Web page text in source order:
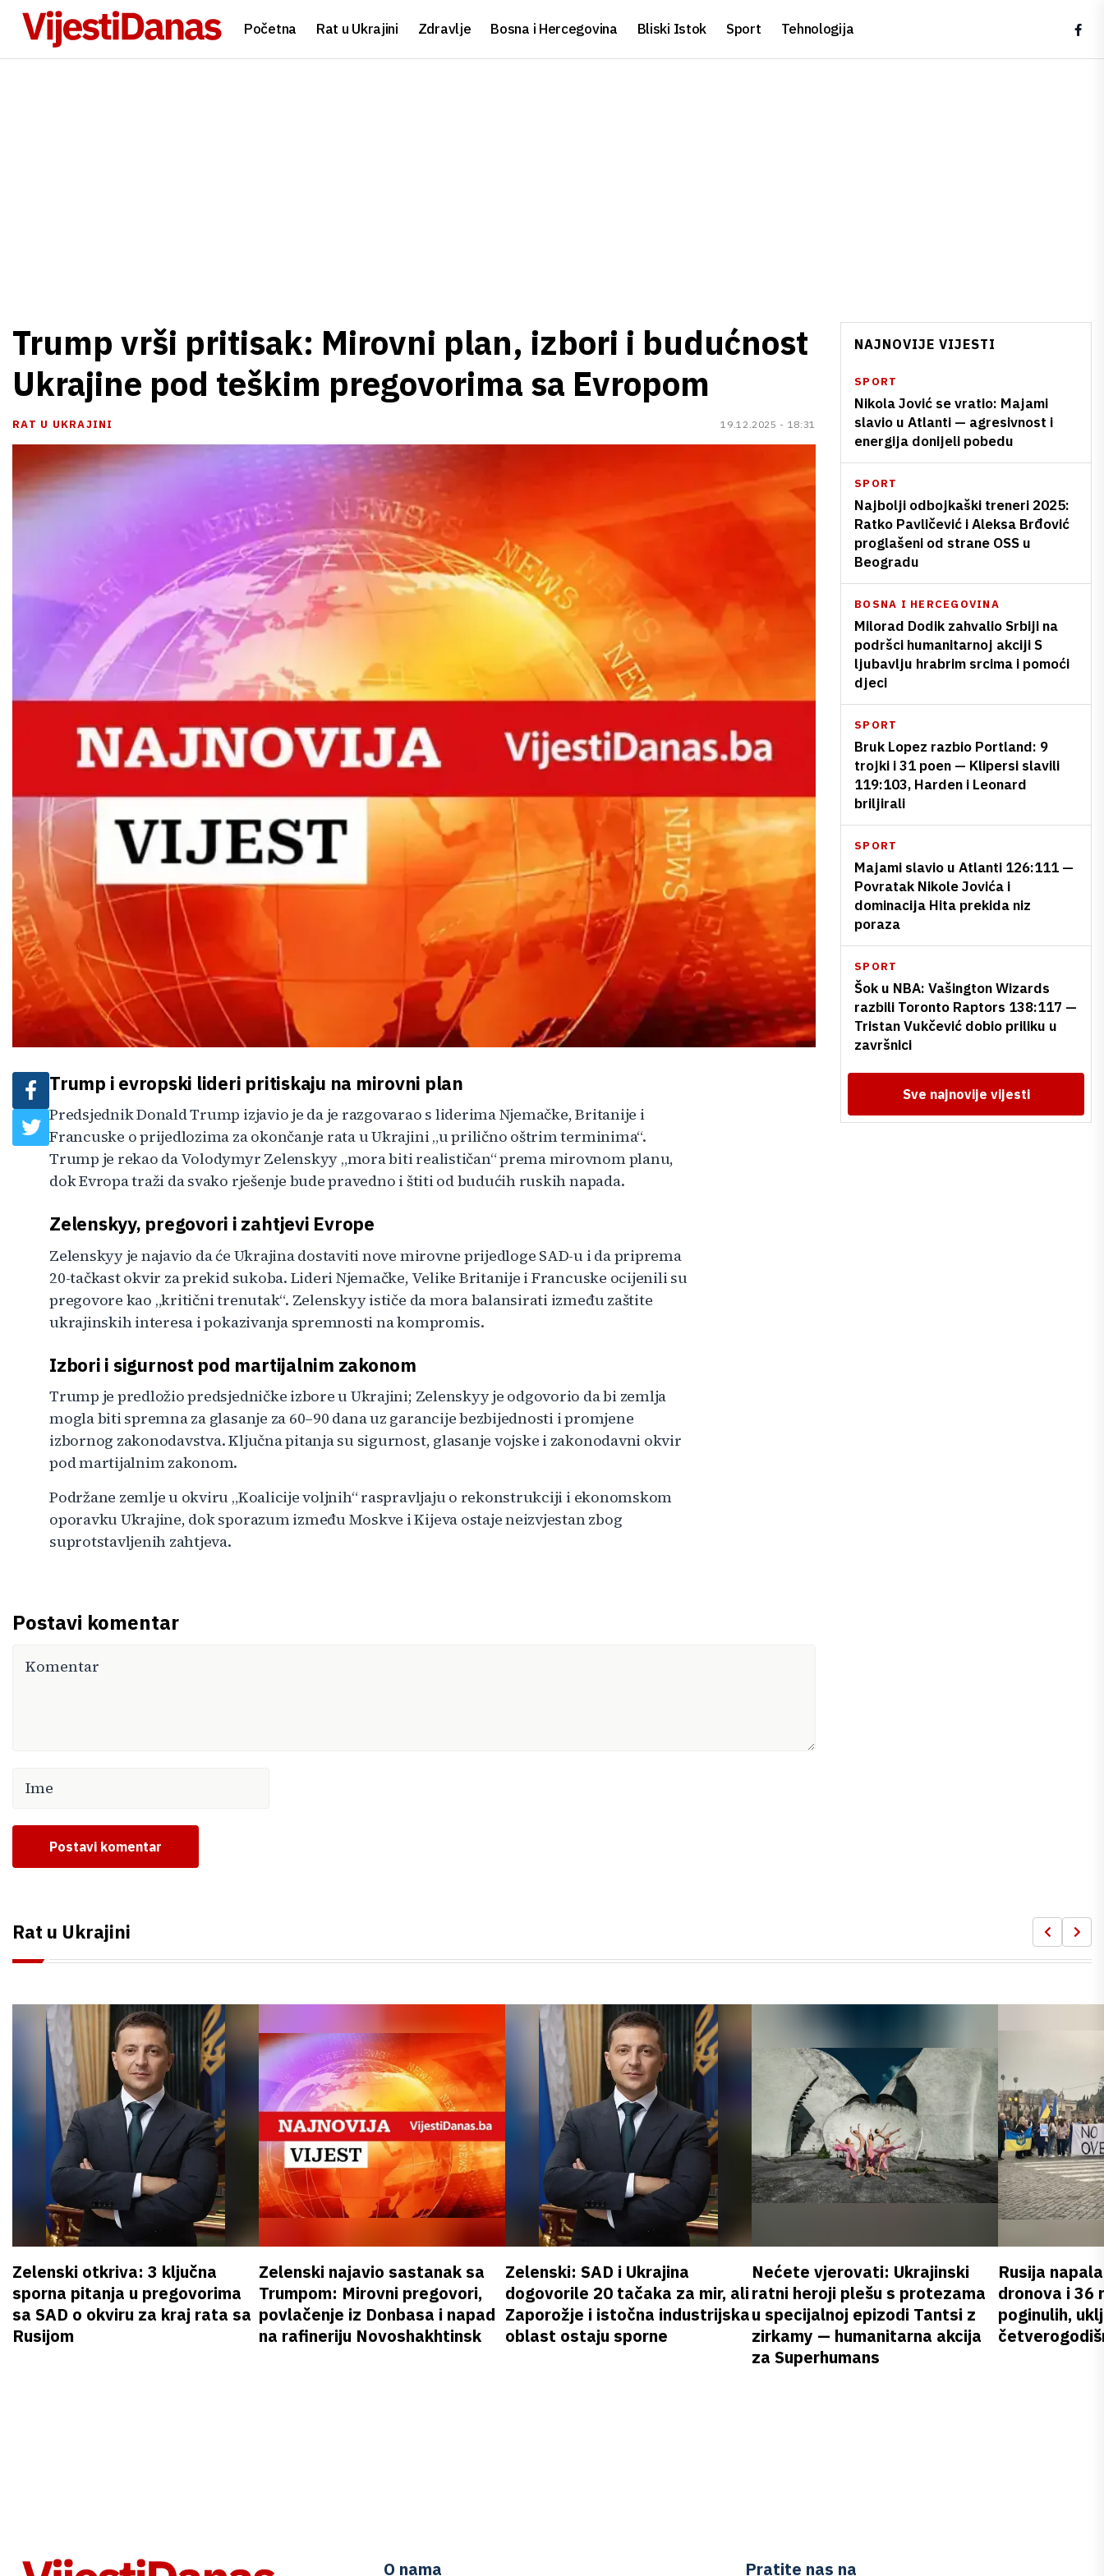
Početna Rat u Ukrajini Zdravlje Bosna i Hercegovina Bliski Istok Sport Tehnologija
Trump vrši pritisak: Mirovni plan, izbori i budućnost
Ukrajine pod teškim pregovorima sa Evropom
RAT U UKRAJINI 19.12.2025 - 18:31
Trump i evropski lideri pritiskaju na mirovni plan
Predsjednik Donald Trump izjavio je da je razgovarao s liderima Njemačke, Britanije i
Francuske o prijedlozima za okončanje rata u Ukrajini „u prilično oštrim terminima“.
Trump je rekao da Volodymyr Zelenskyy „mora biti realističan“ prema mirovnom planu,
dok Evropa traži da svako rješenje bude pravedno i štiti od budućih ruskih napada.
Zelenskyy, pregovori i zahtjevi Evrope
Zelenskyy je najavio da će Ukrajina dostaviti nove mirovne prijedloge SAD-u i da priprema
20-tačkast okvir za prekid sukoba. Lideri Njemačke, Velike Britanije i Francuske ocijenili su
pregovore kao „kritični trenutak“. Zelenskyy ističe da mora balansirati između zaštite
ukrajinskih interesa i pokazivanja spremnosti na kompromis.
Izbori i sigurnost pod martijalnim zakonom
Trump je predložio predsjedničke izbore u Ukrajini; Zelenskyy je odgovorio da bi zemlja
mogla biti spremna za glasanje za 60–90 dana uz garancije bezbijednosti i promjene
izbornog zakonodavstva. Ključna pitanja su sigurnost, glasanje vojske i zakonodavni okvir
pod martijalnim zakonom.
Podržane zemlje u okviru „Koalicije voljnih“ raspravljaju o rekonstrukciji i ekonomskom
oporavku Ukrajine, dok sporazum između Moskve i Kijeva ostaje neizvjestan zbog
suprotstavljenih zahtjeva.
Postavi komentar
Postavi komentar
NAJNOVIJE VIJESTI
SPORT
Nikola Jović se vratio: Majami
slavio u Atlanti — agresivnost i
energija donijeli pobedu
SPORT
Najbolji odbojkaški treneri 2025:
Ratko Pavličević i Aleksa Brđović
proglašeni od strane OSS u
Beogradu
BOSNA I HERCEGOVINA
Milorad Dodik zahvalio Srbiji na
podršci humanitarnoj akciji S
ljubavlju hrabrim srcima i pomoći
djeci
SPORT
Bruk Lopez razbio Portland: 9
trojki i 31 poen — Klipersi slavili
119:103, Harden i Leonard
briljirali
SPORT
Majami slavio u Atlanti 126:111 —
Povratak Nikole Jovića i
dominacija Hita prekida niz
poraza
SPORT
Šok u NBA: Vašington Wizards
razbili Toronto Raptors 138:117 —
Tristan Vukčević dobio priliku u
završnici
Sve najnovije vijesti
Rat u Ukrajini
Zelenski otkriva: 3 ključna
sporna pitanja u pregovorima
sa SAD o okviru za kraj rata sa
Rusijom
Zelenski najavio sastanak sa
Trumpom: Mirovni pregovori,
povlačenje iz Donbasa i napad
na rafineriju Novoshakhtinsk
Zelenski: SAD i Ukrajina
dogovorile 20 tačaka za mir, ali
Zaporožje i istočna industrijska
oblast ostaju sporne
Nećete vjerovati: Ukrajinski
ratni heroji plešu s protezama
u specijalnoj epizodi Tantsi z
zirkamy — humanitarna akcija
za Superhumans
Rusija
dronova i 36
poginulih,
O nama Pratite nas na